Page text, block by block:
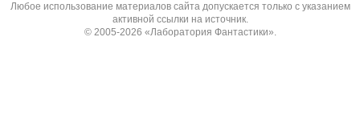
Любое использование материалов сайта допускается только с указанием
активной ссылки на источник.
© 2005-2026 «Лаборатория Фантастики».